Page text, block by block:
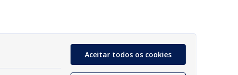
Aceitar todos os cookies